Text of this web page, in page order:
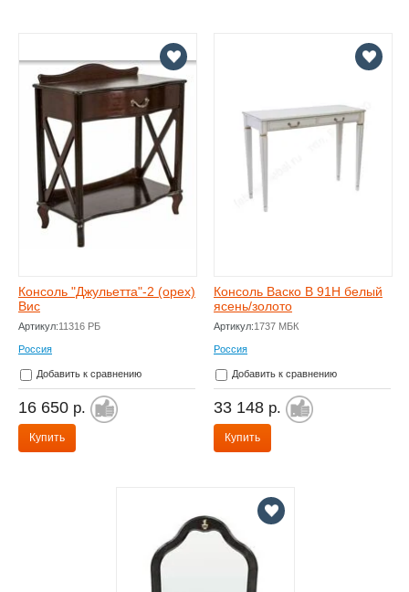
Консоль "Джульетта"-2 (орех)
Вис
Артикул:11316 РБ
Россия
Добавить к сравнению
16 650 р.
Купить
Консоль Васко В 91Н белый
ясень/золото
Артикул:1737 МБК
Россия
Добавить к сравнению
33 148 р.
Купить